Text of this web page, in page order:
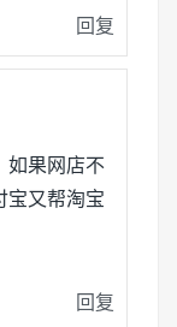
回复
如果网店不
宝又帮淘宝
回复